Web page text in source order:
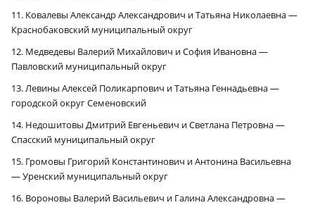
11. Ковалевы Александр Александрович и Татьяна Николаевна —
Краснобаковский муниципальный округ
12. Медведевы Валерий Михайлович и София Ивановна —
Павловский муниципальный округ
13. Левины Алексей Поликарпович и Татьяна Геннадьевна —
городской округ Семеновский
14. Недошитовы Дмитрий Евгеньевич и Светлана Петровна —
Спасский муниципальный округ
15. Громовы Григорий Константинович и Антонина Васильевна
— Уренский муниципальный округ
16. Вороновы Валерий Васильевич и Галина Александровна —